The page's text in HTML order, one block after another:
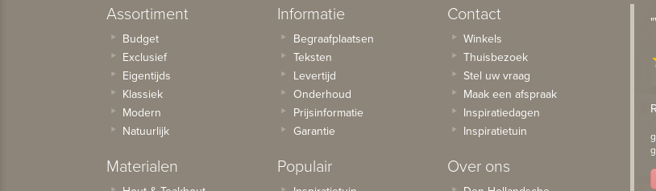
Assortiment
Budget
Exclusief
Eigentijds
Klassiek
Modern
Natuurlijk
Materialen
Informatie
Begraafplaatsen
Teksten
Levertijd
Onderhoud
Prijsinformatie
Garantie
Populair
Contact
Winkels
Thuisbezoek
Stel uw vraag
Maak een afspraak
Inspiratiedagen
Inspiratietuin
Over ons